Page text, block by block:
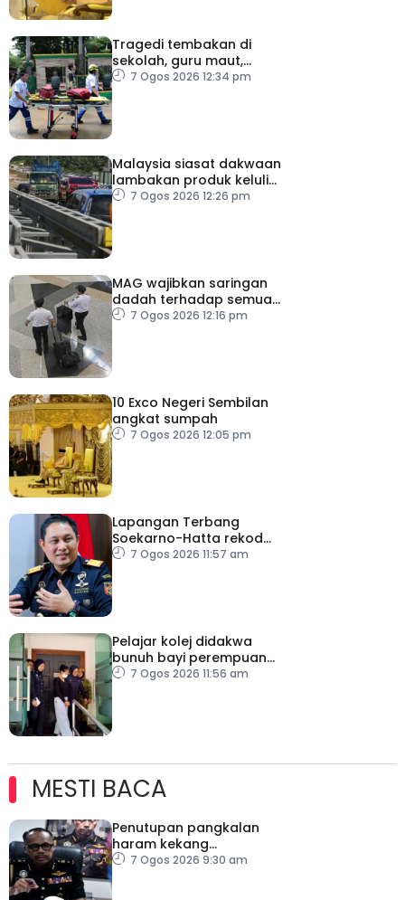
Tragedi tembakan di
sekolah, guru maut,
pelajar bunuh diri
7 Ogos 2026 12:34 pm
Malaysia siasat dakwaan
lambakan produk keluli
dari China, Taiwan dan
7 Ogos 2026 12:26 pm
MAG wajibkan saringan
dadah terhadap semua
juruterbang
7 Ogos 2026 12:16 pm
10 Exco Negeri Sembilan
angkat sumpah
7 Ogos 2026 12:05 pm
Lapangan Terbang
Soekarno-Hatta rekod
lebih 300 kes dadah
7 Ogos 2026 11:57 am
Pelajar kolej didakwa
bunuh bayi perempuan
baru dilahirkan
7 Ogos 2026 11:56 am
MESTI BACA
Penutupan pangkalan
haram kekang
penyeludupan di
7 Ogos 2026 9:30 am